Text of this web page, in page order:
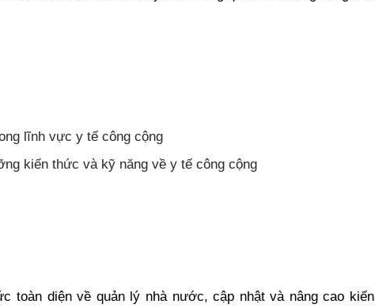
lĩnh vực y tế công cộng
kiến thức và kỹ năng về y tế công cộng
toàn diện về quản lý nhà nước, cập nhật và nâng cao kiến